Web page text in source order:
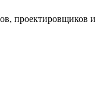
проектировщиков и